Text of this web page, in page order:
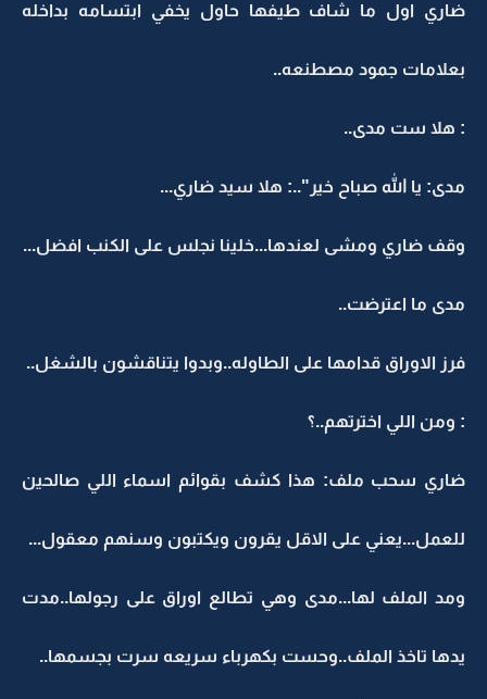
ضاري اول ما شاف طيفها حاول يخفي ابتسامه بداخله
بعلامات جمود مصطنعه..
: هلا ست مدى..
مدى: يا الله صباح خير"..: هلا سيد ضاري...
وقف ضاري ومشى لعندها...خلينا نجلس على الكنب افضل...
مدى ما اعترضت..
فرز الاوراق قدامها على الطاوله..وبدوا يتناقشون بالشغل..
: ومن اللي اخترتهم..؟
ضاري سحب ملف: هذا كشف بقوائم اسماء اللي صالحين
للعمل...يعني على الاقل يقرون ويكتبون وسنهم معقول...
ومد الملف لها...مدى وهي تطالع اوراق على رجولها..مدت
يدها تاخذ الملف..وحست بكهرباء سريعه سرت بجسمها..